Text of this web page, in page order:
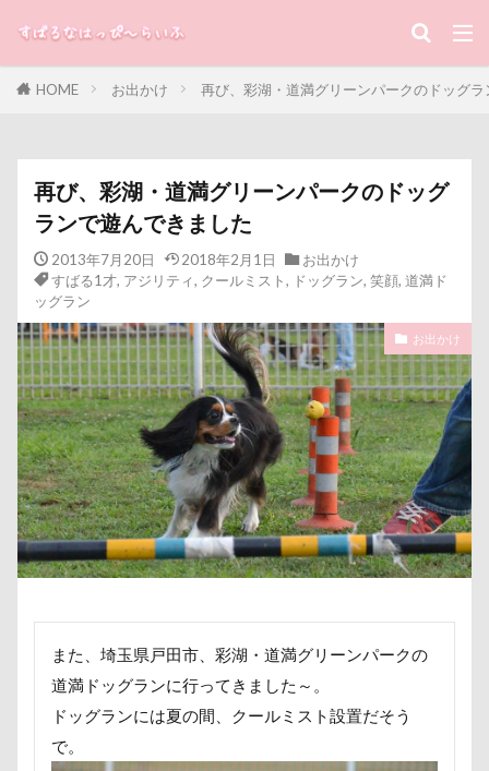
ナイトくん
バスタブキャバリア
バウンサー
バイ貝
ハンナちゃん
ハンディモップ
ハロウィン
ハイローチェア
ハルニレテラス
ハルちゃん
ハニービー撮影会
ハニーちゃん
ハギーバディース
ハギレ
ハウススタジオMORGEN
ハウス
スリーショット
スマホケース
イブ
キャバミー
キャバリアパッケージ
キャバリアスタンプ
キャバリアグッズ
キャバリアクラブ
キャバリアクッション
キャバリアキャンドル
キャバリアの森
キャバリアDAY
キャバリア
キャディ部
キャバリアフェスティバル
キメ顔
キッチン探検隊
キシリトール
ガーデニング
カルマちゃん
カラー
キャバリアパーティ
キャバリアフェスティバル2018
カボチャ
キャバ嬢テク
キーリング
キーホルダー
キュウリ
HOME お出かけ 再び、彩湖・道満グリーンパークのドッグ
再び、彩湖・道満グリーンパークのドッグ
ランで遊んできました
2013年7月20日 2018年2月1日
お出かけ
すばる1才, アジリティ, クールミスト, ドッグラン, 笑顔, 道満ド
ッグラン
お出かけ
また、埼玉県戸田市、彩湖・道満グリーンパークの
道満ドッグランに行ってきました～。
ドッグランには夏の間、クールミスト設置だそう
で。
カテゴリー
タグ
100円ショップ 写真パネル 前橋市
初詣
出羽公園
出没！アド街ック天国
冷蔵庫
冷感ジェルマット
写真教室
写真撮影
写真加工
公園 動物殺処分ゼロ
八重桜
八街市
八ヶ岳
入間市
優玖（はるく）くん
優しい
働くおじさん
傘
健康チェック 加湿器
動物病院
保護犬
去勢手術 同胎
吉野家
叱れない
叱るの忘れてシャッター切る
南相馬鹿島SA
南相馬市
千里浜なぎさドライブウェイ
千葉県